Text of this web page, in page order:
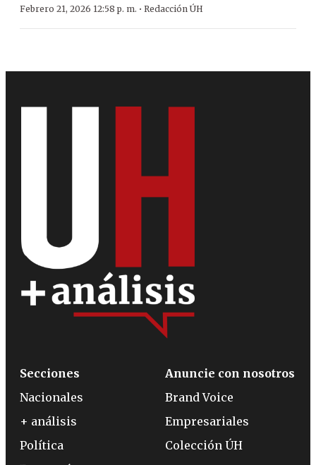
Febrero 21, 2026 12:58 p. m. · Redacción ÚH
Secciones
Nacionales
+ análisis
Política
Anuncie con nosotros
Brand Voice
Empresariales
Colección ÚH